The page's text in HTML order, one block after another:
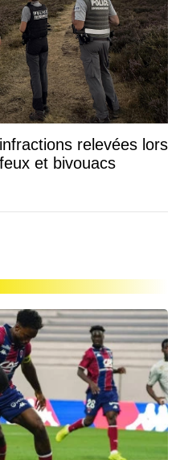
relevées lors
et bivouacs